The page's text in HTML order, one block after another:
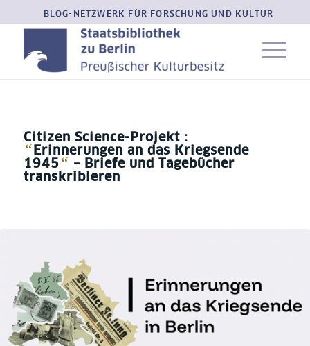
BLOG-NETZWERK FÜR FORSCHUNG UND KULTUR
Citizen Science-Projekt :
“ Erinnerungen an das Kriegsende
1945 “ – Briefe und Tagebücher
transkribieren